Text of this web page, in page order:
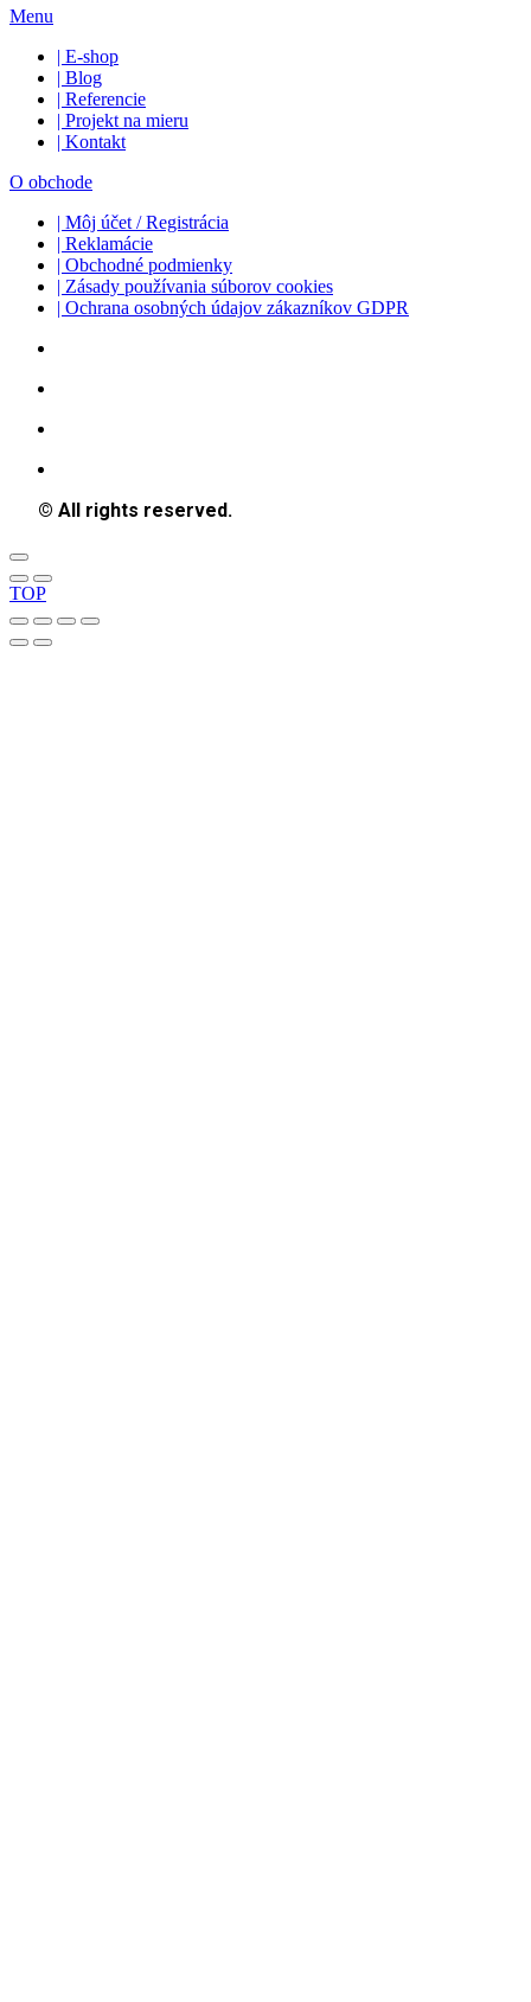
Menu
| E-shop
| Blog
| Referencie
| Projekt na mieru
| Kontakt
O obchode
| Môj účet / Registrácia
| Reklamácie
| Obchodné podmienky
| Zásady používania súborov cookies
| Ochrana osobných údajov zákazníkov GDPR
© All rights reserved.
TOP